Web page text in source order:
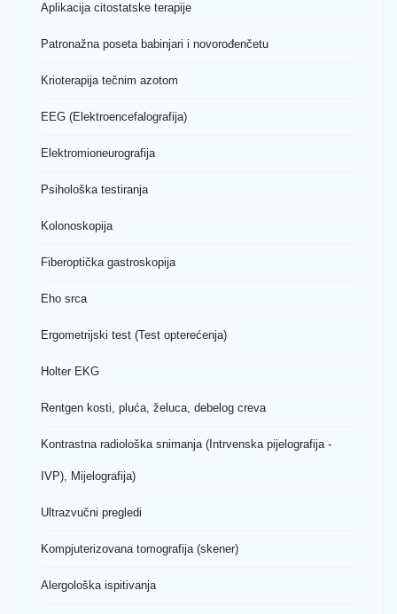
Aplikacija citostatske terapije
Patronažna poseta babinjari i novorođenčetu
Krioterapija tečnim azotom
EEG (Elektroencefalografija)
Elektromioneurografija
Psihološka testiranja
Kolonoskopija
Fiberoptička gastroskopija
Eho srca
Ergometrijski test (Test opterećenja)
Holter EKG
Rentgen kosti, pluća, želuca, debelog creva
Kontrastna radiološka snimanja (Intrvenska pijelografija -
IVP), Mijelografija)
Ultrazvučni pregledi
Kompjuterizovana tomografija (skener)
Alergološka ispitivanja